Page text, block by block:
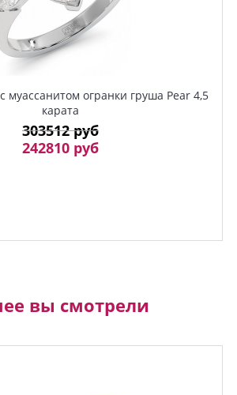
муассанитом огранки груша Pear 4,5
карата
303512 руб
242810 руб
вы смотрели